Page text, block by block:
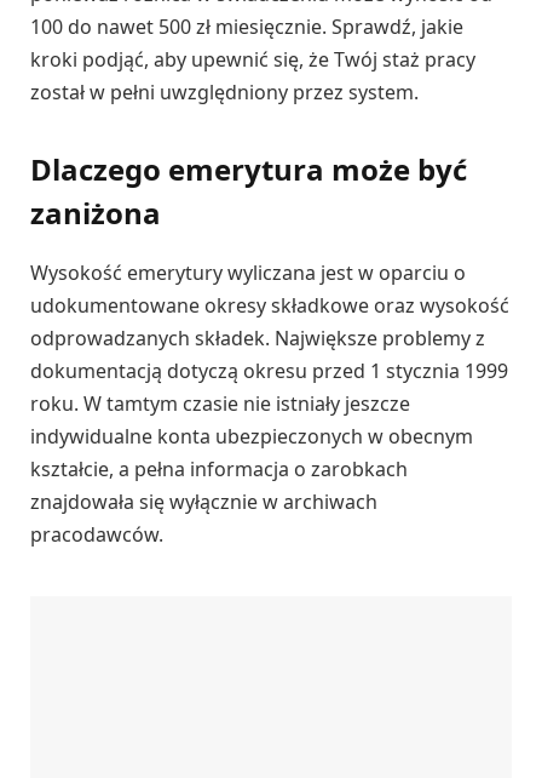
100 do nawet 500 zł miesięcznie. Sprawdź, jakie
kroki podjąć, aby upewnić się, że Twój staż pracy
został w pełni uwzględniony przez system.
Dlaczego emerytura może być
zaniżona
Wysokość emerytury wyliczana jest w oparciu o
udokumentowane okresy składkowe oraz wysokość
odprowadzanych składek. Największe problemy z
dokumentacją dotyczą okresu przed 1 stycznia 1999
roku. W tamtym czasie nie istniały jeszcze
indywidualne konta ubezpieczonych w obecnym
kształcie, a pełna informacja o zarobkach
znajdowała się wyłącznie w archiwach
pracodawców.